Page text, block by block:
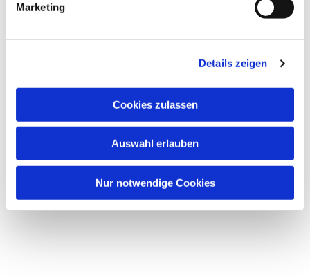
Marketing
Details zeigen
Cookies zulassen
Auswahl erlauben
Nur notwendige Cookies
Dies könnte Sie auch
interessieren